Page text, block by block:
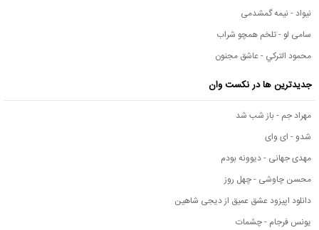
نیواد - نیمه گمشدمی
سامی لو - تلخم همچو شراب
محمود التركي - عاشق مجنون
جدیدترین ها در نکست وان
مهراد جم - باز شب شد
شدو - ای وای
مهدی جهانی - دیوونه بودم
محسن چاوشی - چهل روز
دانلود اپیزود عشق عمیق از دیجی شاهین
یونس فرجام - چشمات